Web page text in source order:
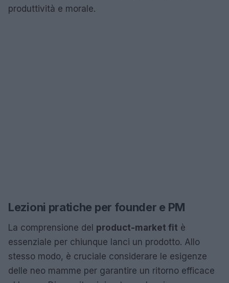
produttività e morale.
Lezioni pratiche per founder e PM
La comprensione del product-market fit è
essenziale per chiunque lanci un prodotto. Allo
stesso modo, è cruciale considerare le esigenze
delle neo mamme per garantire un ritorno efficace